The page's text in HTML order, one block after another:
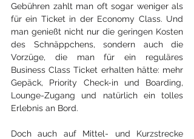
Gebühren zahlt man oft sogar weniger als
für ein Ticket in der Economy Class. Und
man genießt nicht nur die geringen Kosten
des Schnäppchens, sondern auch die
Vorzüge, die man für ein reguläres
Business Class Ticket erhalten hätte: mehr
Gepäck, Priority Check-in und Boarding,
Lounge-Zugang und natürlich ein tolles
Erlebnis an Bord.
Doch auch auf Mittel- und Kurzstrecke